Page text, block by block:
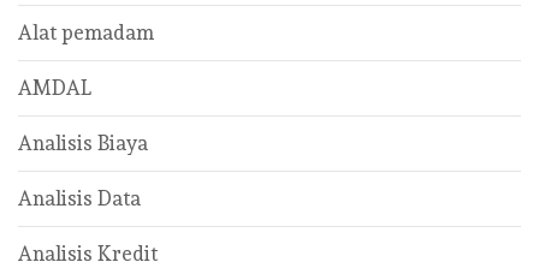
Alat pemadam
AMDAL
Analisis Biaya
Analisis Data
Analisis Kredit